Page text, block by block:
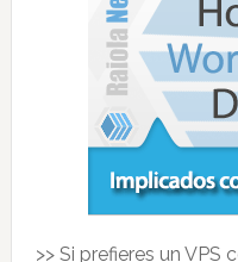
>> Si prefieres un